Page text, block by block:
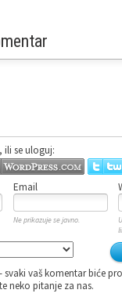
ili se uloguj:
Email
Ne prikazuje se javno.
svaki vaš komentar biće
neko pitanje za nas.